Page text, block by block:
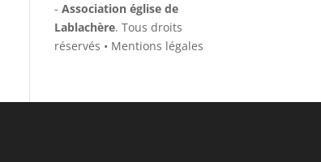
-Association église de
Lablachère. Tous droits
réservés • Mentions légales